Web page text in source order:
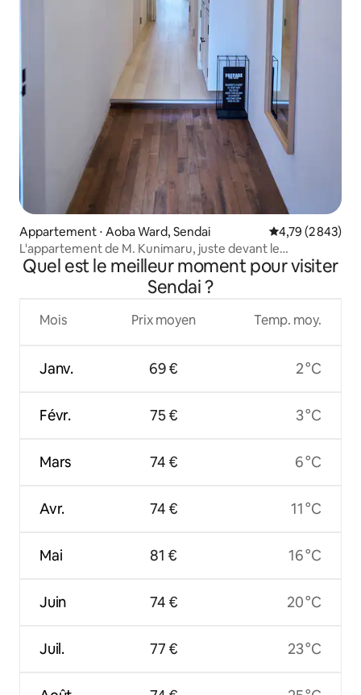
Appartement ⋅ Aoba Ward, Sendai Évaluation
4,79 (2 843)
L'appartement de M. Kunimaru, juste devant le
commissariat de police central de Sendai, à 3 minutes de
la gare, appartement familial.
Quel est le meilleur moment pour visiter
Sendai ?
Mois
Janv.
Févr.
Mars
Avr.
Mai
Juin
Juil.
Prix moyen
69 €
75 €
74 €
74 €
81 €
74 €
77 €
Temp. moy.
2 °C
3 °C
6 °C
11 °C
16 °C
20 °C
23 °C